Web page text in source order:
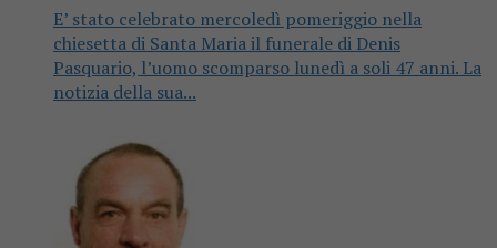
E’ stato celebrato mercoledì pomeriggio nella
chiesetta di Santa Maria il funerale di Denis
Pasquario, l’uomo scomparso lunedì a soli 47 anni. La
notizia della sua...